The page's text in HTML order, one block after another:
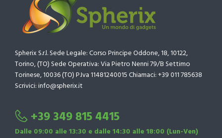
Spherix S.r.l. Sede Legale: Corso Principe Oddone, 18, 10122,
Torino, (TO) Sede Operativa: Via Pietro Nenni 79/B Settimo
Torinese, 10036 (TO) P.Iva 11481240015 Chiamaci: +39 011 785638
Scrivici: info@spherix.it
+39 349 815 4415
Dalle 09:00 alle 13:30 e dalle 14:30 alle 18:00 (Lun-Ven)